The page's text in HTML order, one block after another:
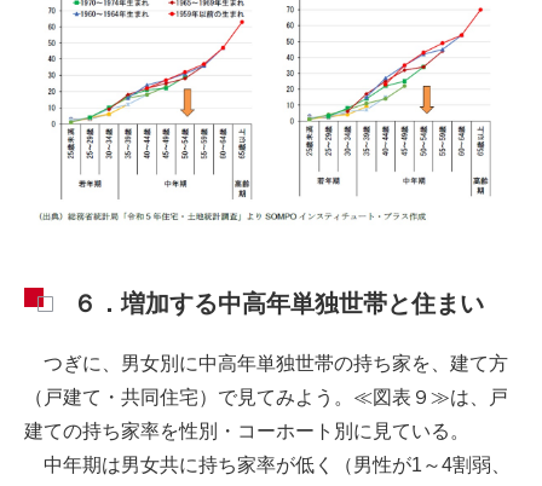
６．増加する中高年単独世帯と住まい
つぎに、男女別に中高年単独世帯の持ち家を、建て方
（戸建て・共同住宅）で見てみよう。≪図表９≫は、戸
建ての持ち家率を性別・コーホート別に見ている。
中年期は男女共に持ち家率が低く（男性が1～4割弱、